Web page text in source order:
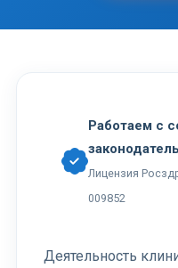
Работаем с
Лицензия
009852
Деятельность